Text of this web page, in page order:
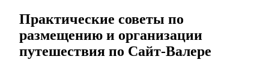
Практические советы по
размещению и организации
путешествия по Сайт-Валере